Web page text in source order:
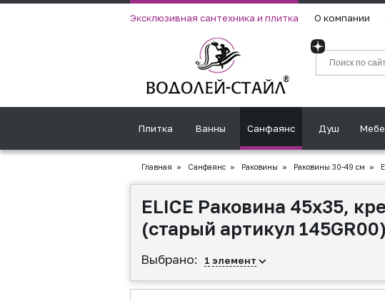
Эксклюзивная сантехника и плитка О компании
Плитка Ванны Санфаянс Душ
Главная » Санфаянс » Раковины » Раковины 30-49 см »
ELICE Раковина 45х35,
(старый артикул 145GR00)
Выбрано: 1 элемент